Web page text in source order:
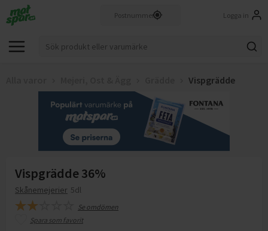
Logga in
Vispgrädde
Vispgrädde 36%
Skånemejerier 5dl
Se omdömen
Spara som favorit